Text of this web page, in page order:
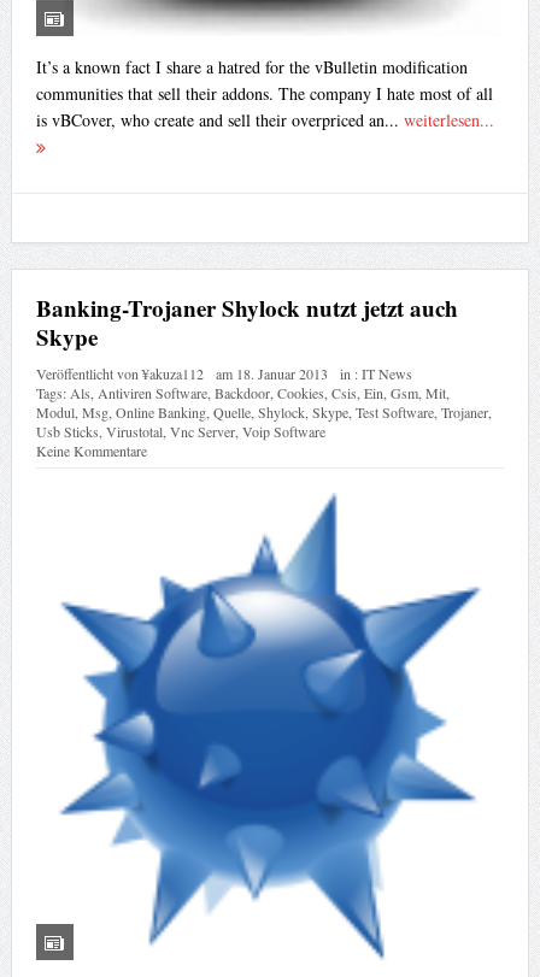
It’s a known fact I share a hatred for the vBulletin modification
communities that sell their addons. The company I hate most of all
is vBCover, who create and sell their overpriced an... weiterlesen...
Banking-Trojaner Shylock nutzt jetzt auch
Skype
Veröffentlicht von¥akuza112 am 18. Januar 2013 in :IT News
Tags: Als Antiviren Software, Backdoor, Cookies Csis Ein Gsm, Mit,
Modul, Msg, Online Banking, Quelle, Shylock, Skype, Test Software, Trojaner,
Usb Sticks Virustotal, Vnc Server, Voip Software
Keine Kommentare